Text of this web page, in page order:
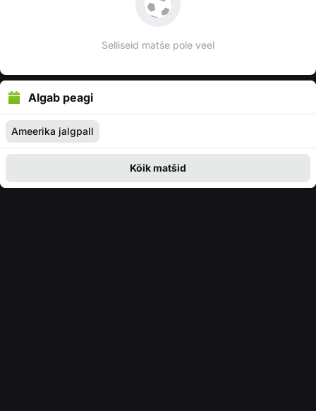
Selliseid matše pole veel
Algab peagi
Ameerika jalgpall
Kõik matšid